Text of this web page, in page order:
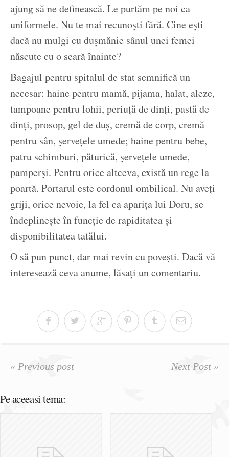
ajung să ne definească. Le purtăm pe noi ca
uniformele. Nu te mai recunoști fără. Cine ești
dacă nu mulgi cu dușmănie sânul unei femei
născute cu o seară înainte?
Bagajul pentru spitalul de stat semnifică un
necesar: haine pentru mamă, pijama, halat, aleze,
tampoane pentru lohii, periuță de dinți, pastă de
dinți, prosop, gel de duș, cremă de corp, cremă
pentru sân, șervețele umede; haine pentru bebe,
patru schimburi, păturică, șervețele umede,
pamperși. Pentru orice altceva, există un rege la
poartă. Portarul este cordonul ombilical. Nu aveți
griji, orice nevoie, la fel ca aparița lui Doru, se
îndeplinește în funcție de rapiditatea și
disponibilitatea tatălui.
O să pun punct, dar mai revin cu povești. Dacă vă
interesează ceva anume, lăsați un comentariu.
« Previous post Next Post »
Pe aceeasi tema: